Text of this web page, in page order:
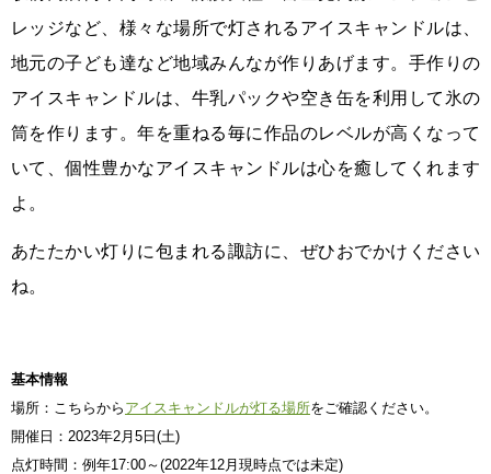
レッジなど、様々な場所で灯されるアイスキャンドルは、
地元の子ども達など地域みんなが作りあげます。手作りの
アイスキャンドルは、牛乳パックや空き缶を利用して氷の
筒を作ります。年を重ねる毎に作品のレベルが高くなって
いて、個性豊かなアイスキャンドルは心を癒してくれます
よ。
あたたかい灯りに包まれる諏訪に、ぜひおでかけください
ね。
基本情報
場所：こちらから アイスキャンドルが灯る場所をご確認ください。
開催日：2023年2月5日(土)
点灯時間：例年17:00～(2022年12月現時点では未定)